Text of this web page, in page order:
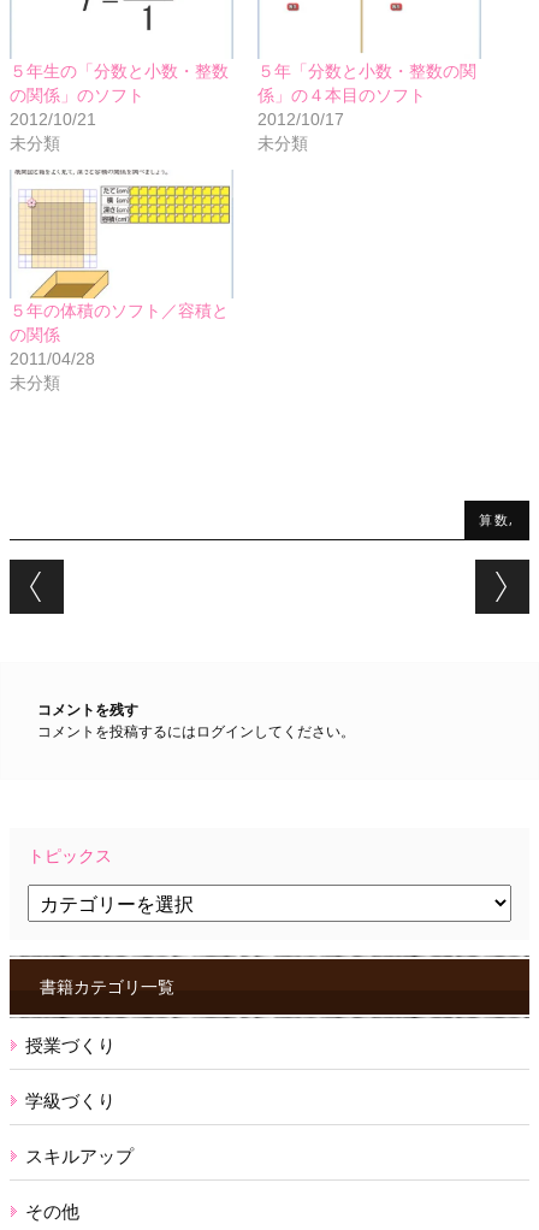
５年生の「分数と小数・整数
の関係」のソフト
2012/10/21
未分類
５年「分数と小数・整数の関
係」の４本目のソフト
2012/10/17
未分類
５年の体積のソフト／容積と
の関係
2011/04/28
未分類
算数,
Post navigation
コメントを残す
コメントを投稿するには ログイン してください。
トピックス
ク
ス書籍カテゴリ一覧
授業づくり
学級づくり
スキルアップ
その他